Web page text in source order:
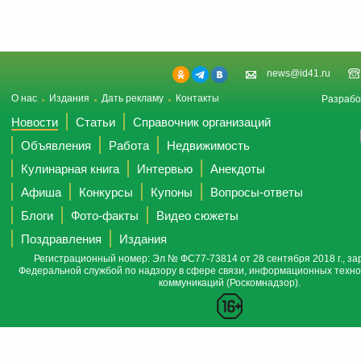
news@id41.ru
О нас Издания Дать рекламу Контакты
Новости Статьи
Справочник организаций
Объявления
Работа
Недвижимость
Кулинарная книга
Интервью
Анекдоты
Афиша
Конкурсы Купоны
Вопросы-ответы
Блоги
Фото-факты
Видео сюжеты
Поздравления
Издания
Регистрационный номер: Эл № ФС77-73814 от 28 сентября 2018 г.,
Федеральной службой по надзору в сфере связи, информационных
коммуникаций (Роскомнадзор).